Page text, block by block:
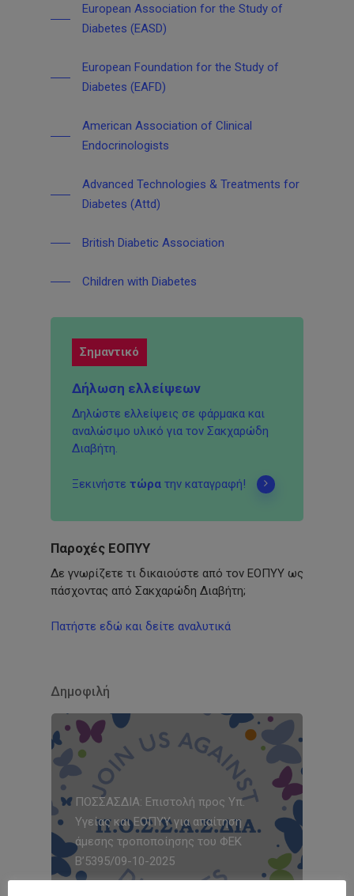
European Association for the Study of
Diabetes (EASD)
European Foundation for the Study of
Diabetes (EAFD)
American Association of Clinical
Endocrinologists
Advanced Technologies & Treatments for
Diabetes (Attd)
British Diabetic Association
Children with Diabetes
Σημαντικό
Δήλωση ελλείψεων
Δηλώστε ελλείψεις σε φάρμακα και
αναλώσιμο υλικό για τον Σακχαρώδη
Διαβήτη.
Ξεκινήστε τώρατην καταγραφή!
Παροχές ΕΟΠΥΥ
Δε γνωρίζετε τι δικαιούστε από τον ΕΟΠΥΥ ως
πάσχοντας από Σακχαρώδη Διαβήτη;
Πατήστε εδώ και δείτε αναλυτικά
Δημοφιλή
ΠΟΣΣΑΣΔΙΑ: Επιστολή προς Υπ.
Υγείας και ΕΟΠΥΥ για απαίτηση
άμεσης τροποποίησης του ΦΕΚ
Β’5395/09-10-2025
3 Νοεμβρίου, 2025